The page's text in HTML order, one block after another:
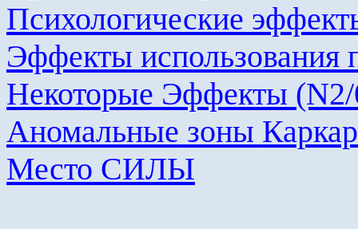
Психологические
Эффекты использования
Некоторые Эффекты
Аномальные зоны
Место СИЛЫ